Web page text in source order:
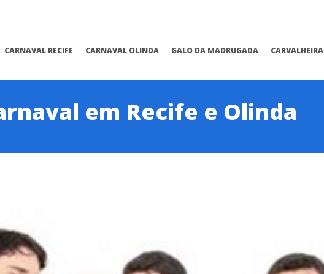
CARNAVAL RECIFE CARNAVAL OLINDA GALO DA MADRUGADA CARVALHEIRA
em Recife e Olinda